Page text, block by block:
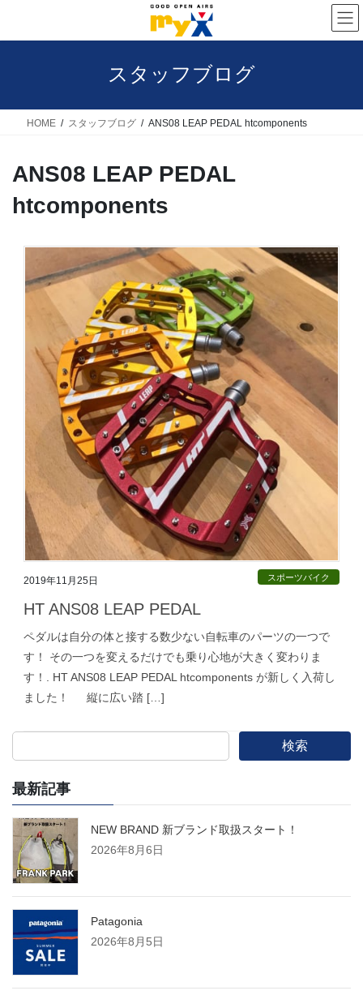
スタッフブログ
HOME スタッフブログ ANS08 LEAP PEDAL htcomponents
ANS08 LEAP PEDAL
htcomponents
2019年11月25日 スポーツバイク
HT ANS08 LEAP PEDAL
ペダルは自分の体と接する数少ない自転車のパーツの一つで
す！ その一つを変えるだけでも乗り心地が大きく変わりま
す！. HT ANS08 LEAP PEDAL htcomponents が新しく入荷し
ました！ 縦に広い踏 […]
検索
最新記事
NEW BRAND 新ブランド取扱スタート！
2026年8月6日
Patagonia
2026年8月5日